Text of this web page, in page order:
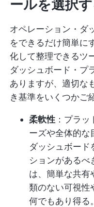
ールを選択
オペレーション・ダ
をできるだけ簡単に
化して整理できるツ
ダッシュボード・プ
ありますが、適切な
き基準をいくつかご
柔軟性 ：プラ
ーズや全体的な
ダッシュボード
ションがあるべ
は、簡単な共有
類のない可視性
何でもあり得る。